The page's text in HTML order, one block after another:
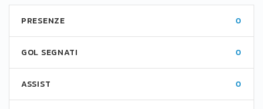
PRESENZE 0
GOL SEGNATI 0
ASSIST 0